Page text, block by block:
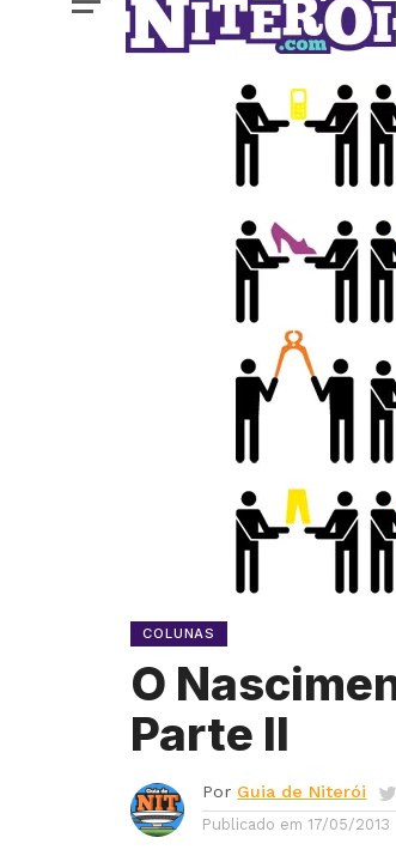
COLUNAS
O
Parte II
Por Guia de Niterói
Publicado em 17/05/2013